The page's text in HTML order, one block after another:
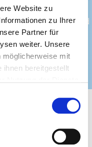
Website zu
zu Ihrer
Partner für
weiter. Unsere
möglicherweise mit
ihnen bereitgestellt
die Fahrzeuge,
Daten-Plattformen und
Daten über eine
ermöglicht.